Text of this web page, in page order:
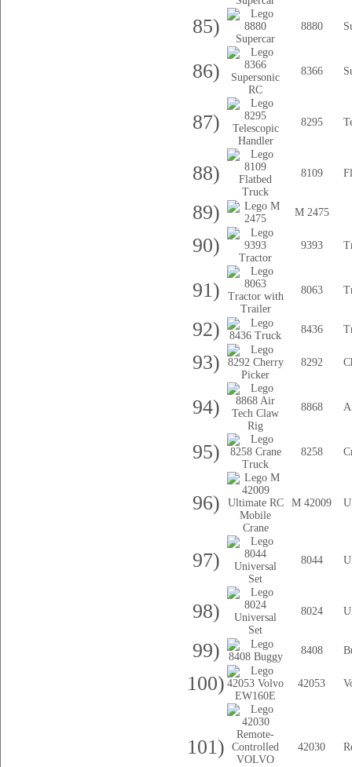
85) 8880
86) 8366
87) 8295
88) 8109
89) M 2475
90) 9393
91) 8063
92) 8436
93) 8292
94) 8868
95) 8258
96) M 42009
97) 8044
98) 8024
99) 8408
100) 42053
101) 42030